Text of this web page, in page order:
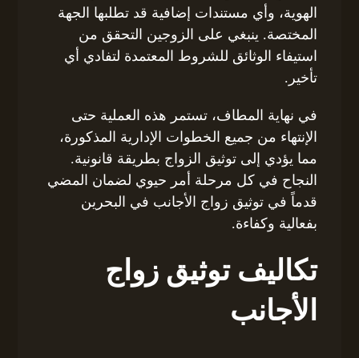
الهوية، وأي مستندات إضافية قد تطلبها الجهة
المختصة. ينبغي على الزوجين التحقق من
استيفاء الوثائق للشروط المعتمدة لتفادي أي
تأخير.
في نهاية المطاف، تستمر هذه العملية حتى
الإنتهاء من جميع الخطوات الإدارية المذكورة،
مما يؤدي إلى توثيق الزواج بطريقة قانونية.
النجاح في كل مرحلة أمر حيوي لضمان المضي
قدماً في توثيق زواج الأجانب في البحرين
بفعالية وكفاءة.
تكاليف توثيق زواج
الأجانب